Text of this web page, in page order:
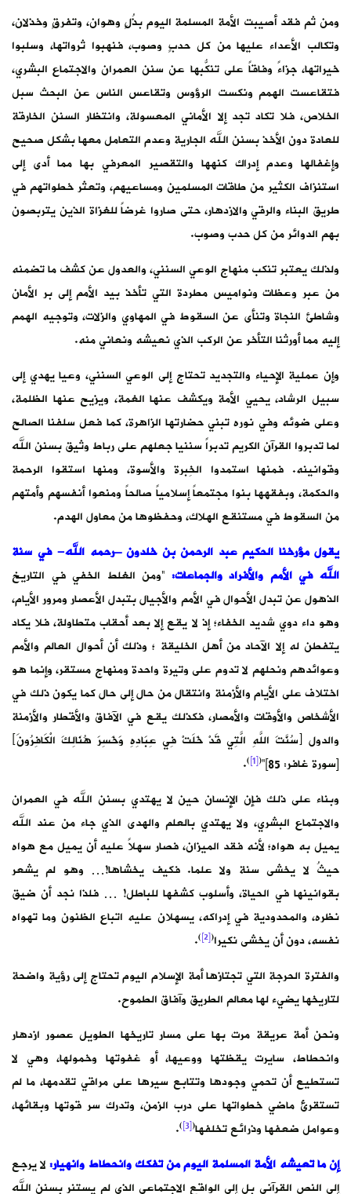
ومن ثم فقد أصيبت الأمة المسلمة اليوم بذُلٍ وهوان، وتفرقٍ وخذلان،
وتكالب الأعداء عليها من كل حدبٍ وصوب، فنهبوا ثرواتها، وسلبوا
خيراتها، جزاءً وفاقاً على تنكُّبها عن سنن العمران والاجتماع البشري،
فتقاعست الهمم ونكست الرؤوس وتقاعس الناس عن البحث سبل
الخلاص، فلا تكاد تجد إلا الأماني المعسولة، وانتظار السنن الخارقة
للعادة دون الأخذ بسنن الله الجارية وعدم التعامل معها بشكل صحيح
وإغفالها وعدم إدراك كنهها والتقصير المعرفي بها مما أدى إلى
استنزاف الكثير من طاقات المسلمين ومساعيهم، وتعثر خطواتهم في
طريق البناء والرقي والازدهار، حتى صاروا غرضاً للغزاة الذين يتربصون
بهم الدوائر من كل حدب وصوب.
ولذلك يعتبر تنكب منهاج الوعي السنني، والعدول عن كشف ما تضمنه
من عبر وعظات ونواميس مطردة التي تأخذ بيد الأمم إلى بر الأمان
وشاطئ النجاة وتنأى عن السقوط في المهاوي والزلات، وتوجيه الهمم
إليه مما أورثنا التأخر عن الركب الذي نعيشه ونعاني منه.
وإن عملية الإحياء والتجديد تحتاج إلى الوعي السنني، وعيا يهدي إلى
سبيل الرشاد، يحيي الأمة ويكشف عنها الغمة، ويزيح عنها الظلمة،
وعلى ضوئه وفي نوره تبني حضارتها الزاهرة، كما فعل سلفنا الصالح
لما تدبروا القرآن الكريم تدبراً سننيا جعلهم على رباط وثيق بسنن الله
وقوانينه. فمنها استمدوا الخِبرة والأسوة، ومنها استقوا الرحمة
والحكمة، وبفقهها بنوا مجتمعاً إسلامياً صالحاً ومنعوا أنفسهم وأمتهم
من السقوط في مستنقع الهلاك، وحفظوها من معاول الهدم.
يقول مؤرخنا الحكيم عبد الرحمن بن خلدون –رحمه الله- في سنة
الله في الأمم والأفراد والجماعات: “ومن الغلط الخفي في التاريخ
الذهول عن تبدل الأحوال في الأمم والأجيال بتبدل الأعصار ومرور الأيام،
وهو داء دوي شديد الخفاء؛ إذ لا يقع إلا بعد أحقاب متطاولة، فلا يكاد
يتفطن له إلا الآحاد من أهل الخليقة ؛ وذلك أن أحوال العالم والأمم
وعوائدهم ونحلهم لا تدوم على وتيرة واحدة ومنهاج مستقر، وإنما هو
اختلاف على الأيام والأزمنة وانتقال من حال إلى حال كما يكون ذلك في
الأشخاص والأوقات والأمصار، فكذلك يقع في الآفاق والأقطار والأزمنة
والدول ﴿سُنَّتَ اللَّهِ الَّتِي قَدْ خَلَتْ فِي عِبَادِهِ وَخَسِرَ هُنَالِكَ الْكَافِرُونَ﴾
[سورة غافر: 85]”
(
[1]
)
.
وبناء على ذلك فإن الإنسان حين لا يهتدي بسنن الله في العمران
والاجتماع البشري، ولا يهتدي بالعلم والهدى الذي جاء من عند الله
يميل به هواه؛ لأنه فقد الميزان، فصار سهلاً عليه أن يميل مع هواه
حيثُ لا يخشى سنة ولا علما. فكيف يخشاها!… وهو لم يشعر
بقوانينها في الحياة، وأسلوب كشفها للباطل! … فلذا نجد أن ضيق
نظره، والمحدودية في إدراكه، يسهلان عليه اتباع الظنون وما تهواه
نفسه، دون أن يخشى نكيرا(
[2]
)
.
والفترة الحرجة التي تجتازها أمة الإسلام اليوم تحتاج إلى رؤية واضحة
لتاريخها يضيء لها معالم الطريق وآفاق الطموح.
ونحن أمة عريقة مرت بها على مسار تاريخها الطويل عصور ازدهار
وانحطاط، سايرت يقظتها ووعيها، أو غفوتها وخمولها، وهي لا
تستطيع أن تحمي وجودها وتتابع سيرها على مراقي تقدمها، ما لم
تستقرئ ماضي خطواتها على درب الزمن، وتدرك سر قوتها وبقائها،
وعوامل ضعفها وذرائع تخلفها(
[3]
)
.
إن ما تعيشه الأمة المسلمة اليوم من تفكك وانحطاط وانهيار:لا يرجع
إلى النص القرآني بل إلى الواقع الاجتماعي الذي لم يستنر بسنن الله